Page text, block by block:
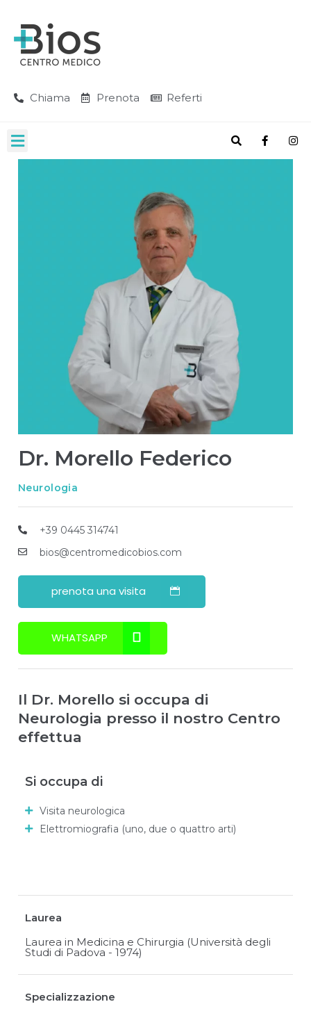
Chiama Prenota Referti
Dr. Morello Federico
Neurologia
+39 0445 314741
bios@centromedicobios.com
prenota una visita
WHATSAPP
Il Dr. Morello si occupa di
Neurologia presso il nostro Centro
effettua
Si occupa di
Visita neurologica
Elettromiografia (uno, due o quattro arti)
Laurea
Laurea in Medicina e Chirurgia (Università degli
Studi di Padova - 1974)
Specializzazione